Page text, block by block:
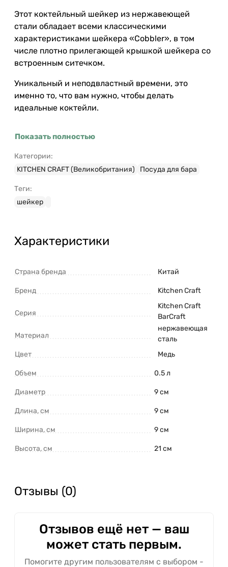
Этот коктейльный шейкер из нержавеющей
стали обладает всеми классическими
характеристиками шейкера «Cobbler», в том
числе плотно прилегающей крышкой шейкера со
встроенным ситечком.
Уникальный и неподвластный времени, это
именно то, что вам нужно, чтобы делать
идеальные коктейли.
Показать полностью
Категории:
KITCHEN CRAFT (Великобритания)
Посуда для бара
Теги:
шейкер
Характеристики
Страна бренда Китай
Бренд Kitchen Craft
Серия
Kitchen Craft
BarСraft
Материал
нержавеющая
сталь
Цвет
Медь
Объем 0.5 л
Диаметр 9 см
Длина, см 9 см
Ширина, см 9 см
Высота, см 21 см
Отзывы (0)
Отзывов ещё нет — ваш
может стать первым.
Помогите другим пользователям с выбором -